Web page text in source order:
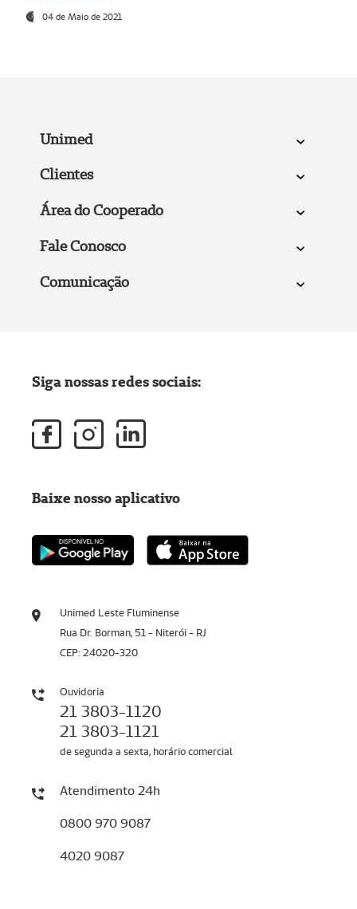
04 de Maio de 2021
Unimed
Clientes
Área do Cooperado
Fale Conosco
Comunicação
Unimed Leste Fluminense
Rua Dr. Borman, 51 - Niterói - RJ
CEP: 24020-320
Ouvidoria
21 3803-1120
21 3803-1121
de segunda a sexta, horário comercial
Atendimento 24h
0800 970 9087
4020 9087
Siga nossas redes sociais:
Baixe nosso aplicativo